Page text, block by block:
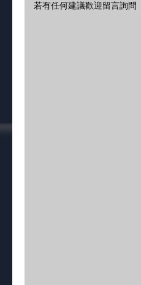
若有任何建議歡迎留言詢問